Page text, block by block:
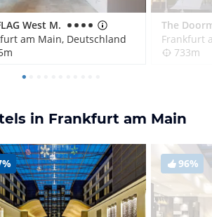
West M.
am Main, Deutschland
Frankfurt
733m
in Frankfurt am Main
96%